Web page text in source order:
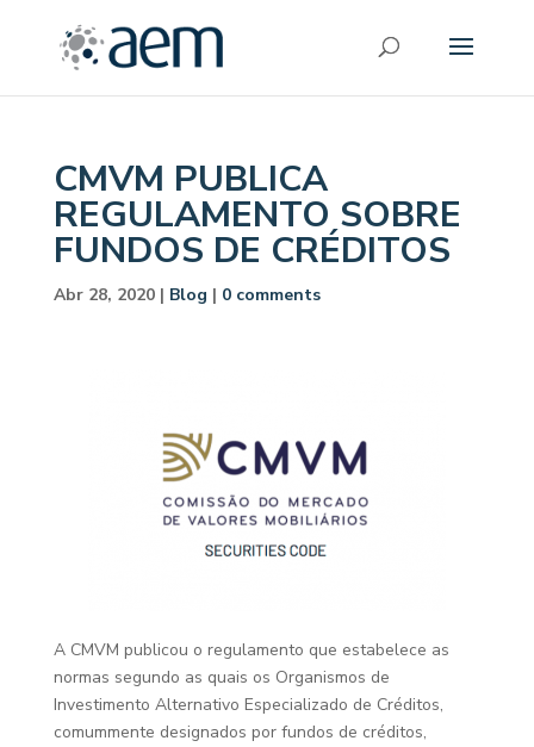
CMVM PUBLICA
REGULAMENTO SOBRE
FUNDOS DE CRÉDITOS
Abr 28, 2020| Blog | 0 comments
A CMVM publicou o regulamento que estabelece as
normas segundo as quais os Organismos de
Investimento Alternativo Especializado de Créditos,
comummente designados por fundos de créditos,